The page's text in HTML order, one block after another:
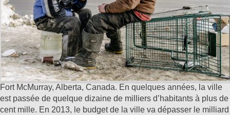
Fort McMurray, Alberta, Canada. En quelques années, la ville
est passée de quelque dizaine de milliers d’habitants à plus de
cent mille. En 2013, le budget de la ville va dépasser le milliard